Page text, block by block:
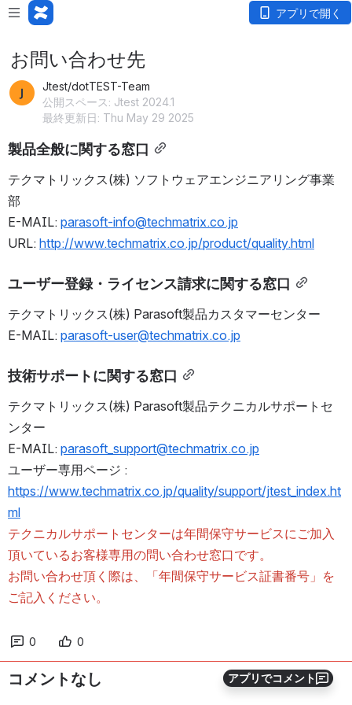
アプリで開く
アプリでコメント
お問い合わせ先
Jtest/dotTEST-Team
公開スペース: Jtest 2024.1
最終更新日: Thu May 29 2025
製品全般に関する窓口
テクマトリックス(株) ソフトウェアエンジニアリング事業
部
E-MAIL: parasoft-info@techmatrix.co.jp
URL: http://www.techmatrix.co.jp/product/quality.html
ユーザー登録・ライセンス請求に関する窓口
テクマトリックス(株) Parasoft製品カスタマーセンター
E-MAIL: parasoft-user@techmatrix.co.jp
技術サポートに関する窓口
テクマトリックス(株) Parasoft製品テクニカルサポートセ
ンター
E-MAIL: parasoft_support@techmatrix.co.jp
https://www.techmatrix.co.jp/quality/support/jtest_index.ht
ml
テクニカルサポートセンターは年間保守サービスにご加入
頂いているお客様専用の問い合わせ窓口です。
お問い合わせ頂く際は、「年間保守サービス証書番号」を
ご記入ください。
0 0
コメントなし